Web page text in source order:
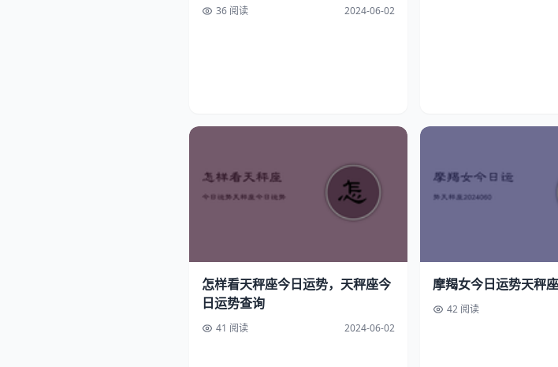
36 阅读 2024-06-02
怎样看天秤座今日运势，天秤座今
日运势查询
41 阅读 2024-06-02
摩羯女今日运势天秤
42 阅读